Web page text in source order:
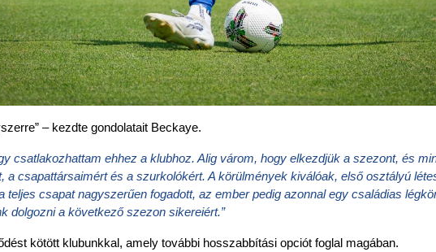
– kezdte gondolatait Beckaye.
csatlakozhattam ehhez a klubhoz. Alig várom, hogy elkezdjük a szezont, és
a csapattársaimért és a szurkolókért. A körülmények kiválóak, első osztályú
teljes csapat nagyszerűen fogadott, az ember pedig azonnal egy családias
dolgozni a következő szezon sikereiért.”
kötött klubunkkal, amely további hosszabbítási opciót foglal magában.